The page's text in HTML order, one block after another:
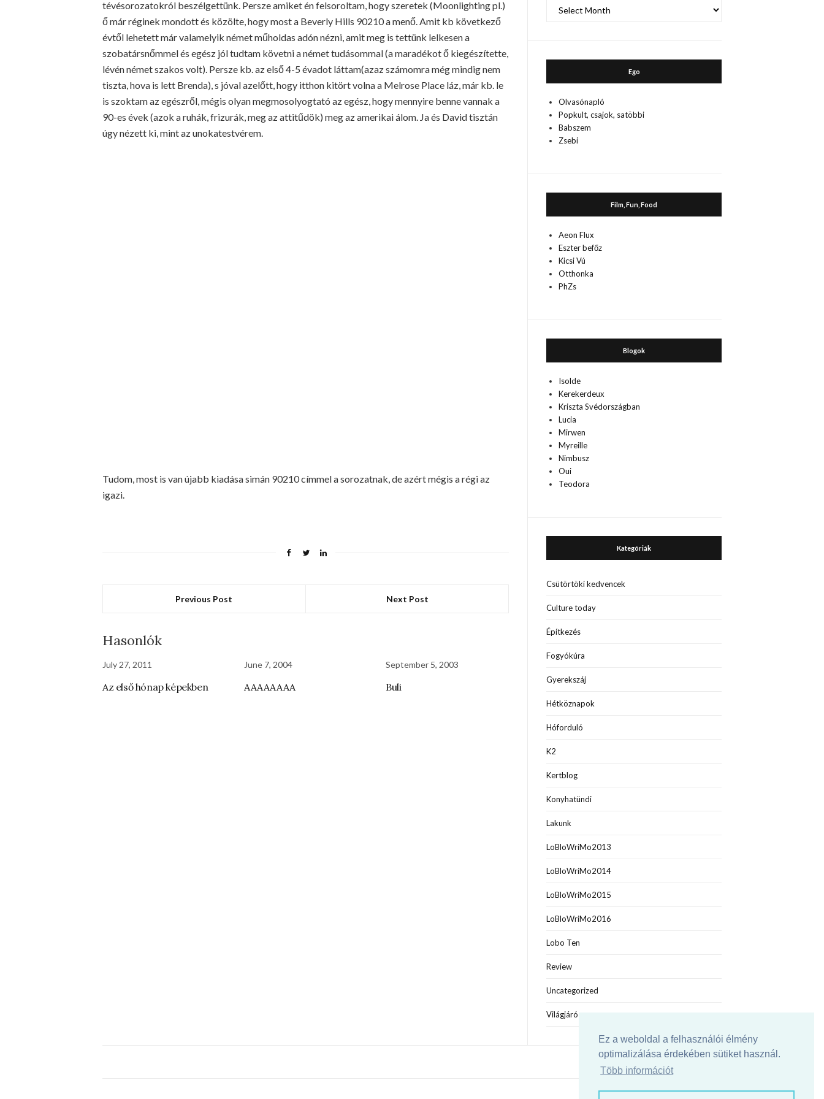
Ez a weboldal a felhasználói élmény
optimalizálása érdekében sütiket használ.
Több információt
tévésorozatokról beszélgettünk. Persze amiket én felsoroltam, hogy szeretek (Moonlighting pl.)
ő már réginek mondott és közölte, hogy most a Beverly Hills 90210 a menő. Amit kb következő
évtől lehetett már valamelyik német műholdas adón nézni, amit meg is tettünk lelkesen a
szobatársnőmmel és egész jól tudtam követni a német tudásommal (a maradékot ő kiegészítette,
lévén német szakos volt). Persze kb. az első 4-5 évadot láttam(azaz számomra még mindig nem
tiszta, hova is lett Brenda), s jóval azelőtt, hogy itthon kitört volna a Melrose Place láz, már kb. le
is szoktam az egészről, mégis olyan megmosolyogtató az egész, hogy mennyire benne vannak a
90-es évek (azok a ruhák, frizurák, meg az attitűdök) meg az amerikai álom. Ja és David tisztán
úgy nézett ki, mint az unokatestvérem.
Tudom, most is van újabb kiadása simán 90210 címmel a sorozatnak, de azért mégis a régi az
igazi.
Previous Post Next Post
Hasonlók
July 27, 2011
Az első hónap képekben
June 7, 2004
AAAAAAAA
September 5, 2003
Buli
múlt
Ego
Olvasónapló
Popkult, csajok, satöbbi
Babszem
Zsebi
Film, Fun, Food
Aeon Flux
Eszter befőz
Kicsi Vú
Otthonka
PhZs
Blogok
Isolde
Kerekerdeux
Kriszta Svédországban
Lucia
Mirwen
Myreille
Nimbusz
Oui
Teodora
Kategóriák
Csütörtöki kedvencek
Culture today
Építkezés
Fogyókúra
Gyerekszáj
Hétköznapok
Hóforduló
K2
Kertblog
Konyhatündi
Lakunk
LoBloWriMo2013
LoBloWriMo2014
LoBloWriMo2015
LoBloWriMo2016
Lobo Ten
Review
Uncategorized
Világjáró